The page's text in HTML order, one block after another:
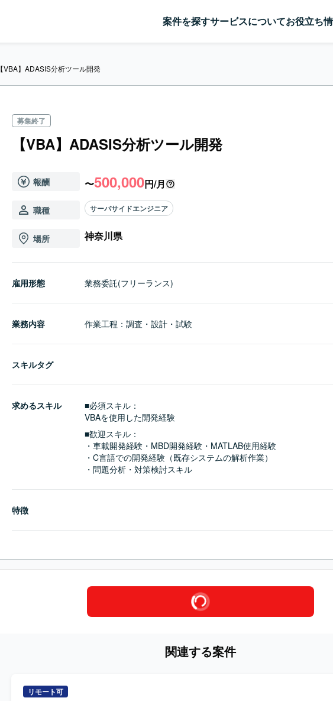
案件を探すサービスについてお役立ち
【VBA】ADASIS分析ツール開発
募集終了
【VBA】ADASIS分析ツール開発
報酬 〜500,000円/月
職種 サーバサイドエンジニア
場所 神奈川県
雇用形態 業務委託(フリーランス)
業務内容 作業工程：調査・設計・試験
スキルタグ
求めるスキル
■必須スキル：
VBAを使用した開発経験
■歓迎スキル：
・車載開発経験・MBD開発経験・MATLAB使用経験
・C言語での開発経験（既存システムの解析作業）
・問題分析・対策検討スキル
特徴
関連する案件
リモート可